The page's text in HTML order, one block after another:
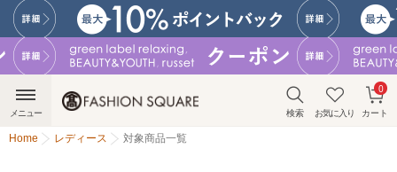
検索 お気に入り カート
0
メニュー
Home レディース 対象商品一覧